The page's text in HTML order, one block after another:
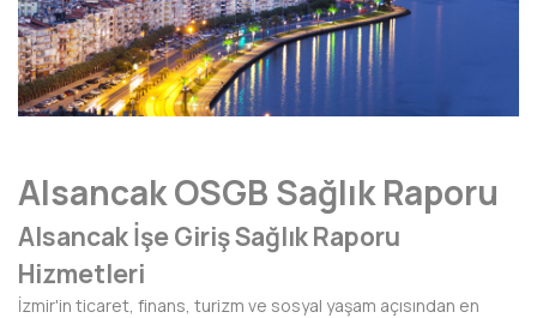
AĞRI
AKSARAY
ANTALYA
ARDAHAN
ARTVİN
Alsancak OSGB Sağlık Raporu
Alsancak İşe Giriş Sağlık Raporu
Hizmetleri
İzmir'in ticaret, finans, turizm ve sosyal yaşam açısından en